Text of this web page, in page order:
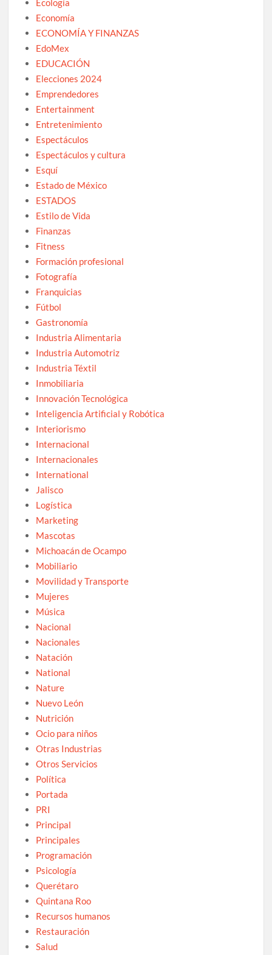
Ecología
Economía
ECONOMÍA Y FINANZAS
EdoMex
EDUCACIÓN
Elecciones 2024
Emprendedores
Entertainment
Entretenimiento
Espectáculos
Espectáculos y cultura
Esquí
Estado de México
ESTADOS
Estilo de Vida
Finanzas
Fitness
Formación profesional
Fotografía
Franquicias
Fútbol
Gastronomía
Industria Alimentaria
Industria Automotriz
Industria Téxtil
Inmobiliaria
Innovación Tecnológica
Inteligencia Artificial y Robótica
Interiorismo
Internacional
Internacionales
International
Jalisco
Logística
Marketing
Mascotas
Michoacán de Ocampo
Mobiliario
Movilidad y Transporte
Mujeres
Música
Nacional
Nacionales
Natación
National
Nature
Nuevo León
Nutrición
Ocio para niños
Otras Industrias
Otros Servicios
Política
Portada
PRI
Principal
Principales
Programación
Psicología
Querétaro
Quintana Roo
Recursos humanos
Restauración
Salud